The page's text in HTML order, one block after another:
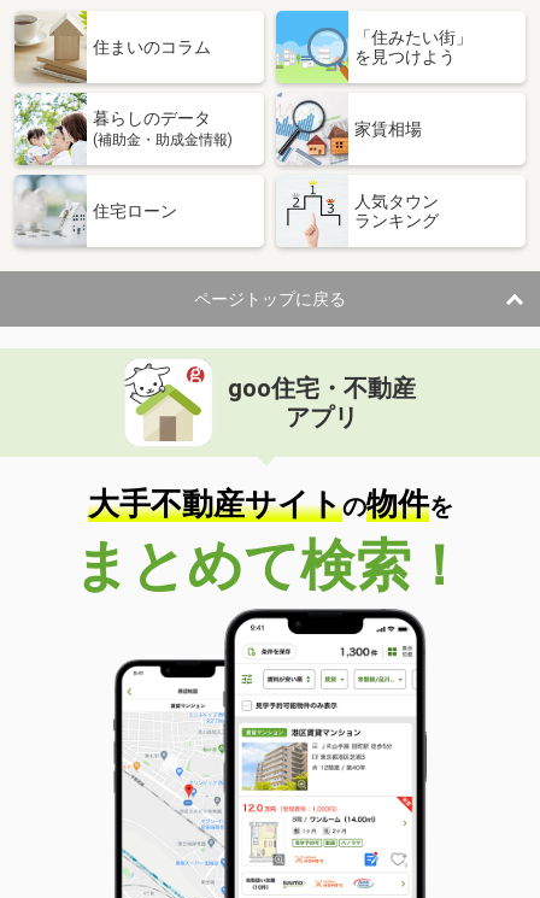
住まいのコラム
「住みたい街」
を見つけよう
暮らしのデータ
(補助金・助成金情報)
家賃相場
住宅ローン
人気タウン
ランキング
ページトップに戻る
goo住宅・不動産
アプリ
大手不動産サイトの物件を
まとめて検索！